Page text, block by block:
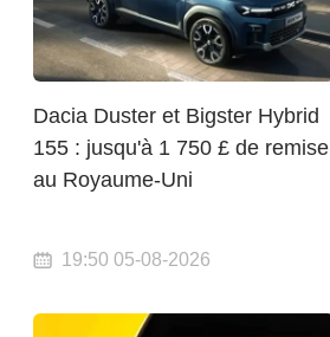
Dacia Duster et Bigster Hybrid
155 : jusqu'à 1 750 £ de remise
au Royaume-Uni
19:50 05-08-2026